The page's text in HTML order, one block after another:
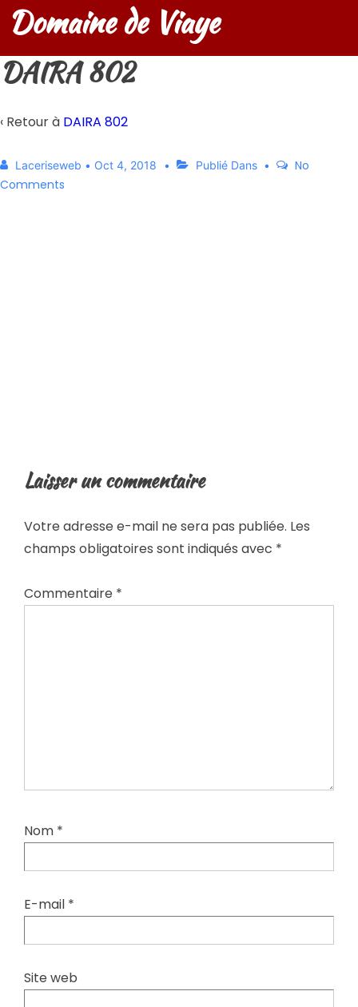
Domaine de Viaye
DAIRA 802
‹ Retour à DAIRA 802
Laceriseweb • Oct 4, 2018 Publié Dans
No
Comments
Laisser un commentaire
Votre adresse e-mail ne sera pas publiée. Les
champs obligatoires sont indiqués avec *
Commentaire *
Nom *
E-mail *
Site web